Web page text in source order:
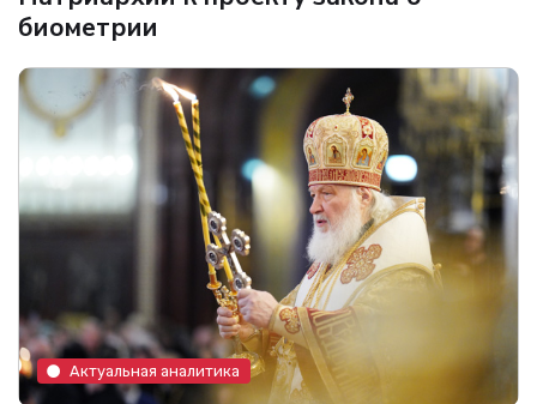
биометрии
Актуальная аналитика